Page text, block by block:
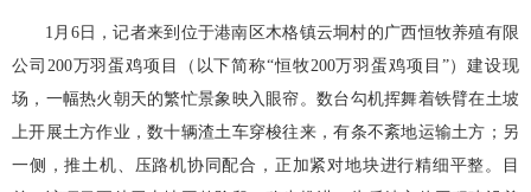
1月6日，记者来到位于港南区木格镇云垌村的广西恒牧养殖有限
公司200万羽蛋鸡项目（以下简称“恒牧200万羽蛋鸡项目”）建设现
场，一幅热火朝天的繁忙景象映入眼帘。数台勾机挥舞着铁臂在土坡
上开展土方作业，数十辆渣土车穿梭往来，有条不紊地运输土方；另
一侧，推土机、压路机协同配合，正加紧对地块进行精细平整。目